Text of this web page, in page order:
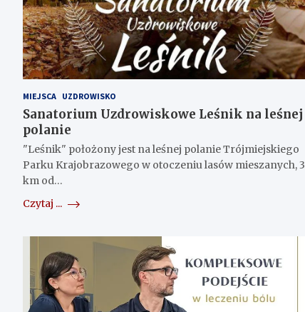
MIEJSCA UZDROWISKO
Sanatorium Uzdrowiskowe Leśnik na leśnej
polanie
"Leśnik" położony jest na leśnej polanie Trójmiejskiego
Parku Krajobrazowego w otoczeniu lasów mieszanych, 3
km od…
Czytaj ...